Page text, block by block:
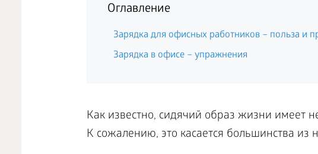
Оглавление
Зарядка для офисных работников – польза и
Зарядка в офисе – упражнения
Как известно, сидячий образ жизни имеет
К сожалению, это касается большинства из